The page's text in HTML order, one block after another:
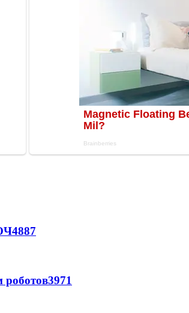
4887
роботов3971